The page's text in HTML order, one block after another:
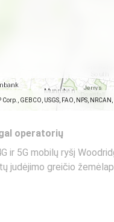
GEBCO, USGS, FAO, NPS,
operatorių
ir 5G mobilų ryšį
judėjimo greičio